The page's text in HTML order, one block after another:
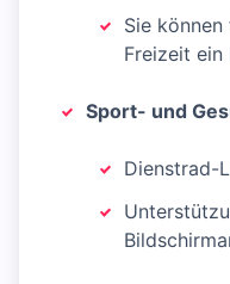
Sie
Freizeit
Sport- und
Dienstrad-